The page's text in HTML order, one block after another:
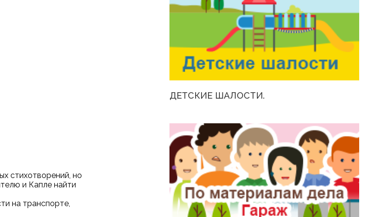
стихотворений, но
и Капле найти
на транспорте,
ДЕТСКИЕ ШАЛОСТИ.